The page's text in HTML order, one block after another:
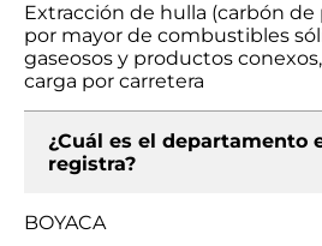
Extracción de hulla (carbón de
por mayor de combustibles
gaseosos y productos
carga por carretera
¿Cuál es el departamento
registra?
BOYACA